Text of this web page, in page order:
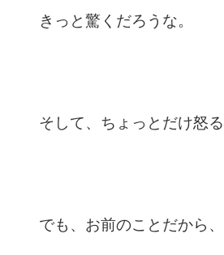
きっと驚くだろうな。
そして、ちょっとだけ怒る
でも、お前のことだから